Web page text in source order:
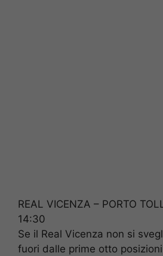
REAL VICENZA – PORTO
14:30
Se il Real Vicenza non si
fuori dalle prime otto